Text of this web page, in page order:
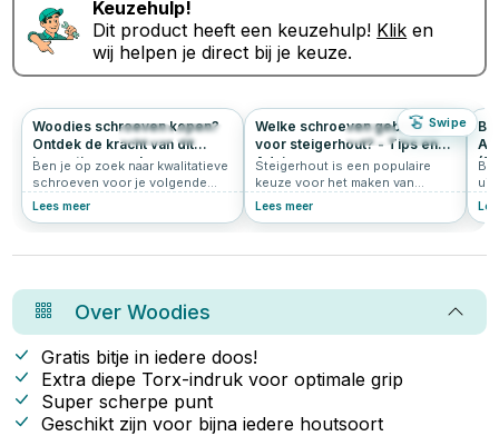
Keuzehulp!
Dit product heeft een keuzehulp! Klik en
wij helpen je direct bij je keuze.
Swipe
206 4.9
Woodies schroeven kopen?
Ontdek de kracht van dit
innovatieve merk
Ben je op zoek naar kwalitatieve
schroeven voor je volgende
klus? Grote kans dat je dan
keuze is.
Lees meer
715 4.8
Welke schroeven gebruik je
voor steigerhout? - Tips en
Advies
Steigerhout is een populaire
keuze voor het maken van
meubels, tuinafscheidingen en
Lees meer
OverWoodies
Gratis bitje in iedere doos!
Extra diepe Torx-indruk voor optimale grip
Super scherpe punt
Geschikt zijn voor bijna iedere houtsoort